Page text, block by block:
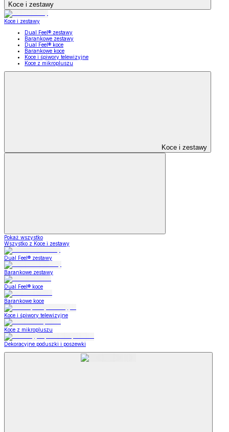
Koce i zestawy
Koce i zestawy
Dual Feel® zestawy
Barankowe zestawy
Dual Feel® koce
Barankowe koce
Koce i śpiwory telewizyjne
Koce z mikropluszu
Koce i zestawy
Pokaż wszystko
Wszystko z Koce i zestawy
Dual Feel® zestawy
Barankowe zestawy
Dual Feel® koce
Barankowe koce
Koce i śpiwory telewizyjne
Koce z mikropluszu
Dekoracyjne poduszki i poszewki